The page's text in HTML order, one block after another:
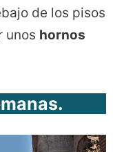
de los pisos
unos hornos